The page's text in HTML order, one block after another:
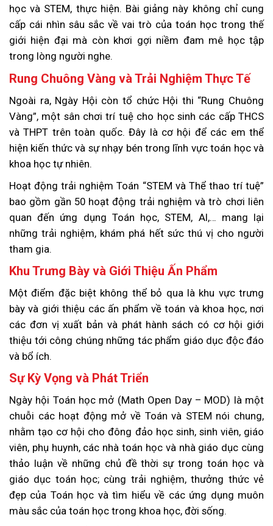
học và STEM, thực hiện. Bài giảng này không chỉ cung
cấp cái nhìn sâu sắc về vai trò của toán học trong thế
giới hiện đại mà còn khơi gợi niềm đam mê học tập
trong lòng người nghe.
Rung Chuông Vàng và Trải Nghiệm Thực Tế
Ngoài ra, Ngày Hội còn tổ chức Hội thi “Rung Chuông
Vàng”, một sân chơi trí tuệ cho học sinh các cấp THCS
và THPT trên toàn quốc. Đây là cơ hội để các em thể
hiện kiến thức và sự nhạy bén trong lĩnh vực toán học và
khoa học tự nhiên.
Hoạt động trải nghiệm Toán “STEM và Thể thao trí tuệ”
bao gồm gần 50 hoạt động trải nghiệm và trò chơi liên
quan đến ứng dụng Toán học, STEM, AI,… mang lại
những trải nghiệm, khám phá hết sức thú vị cho người
tham gia.
Khu Trưng Bày và Giới Thiệu Ấn Phẩm
Một điểm đặc biệt không thể bỏ qua là khu vực trưng
bày và giới thiệu các ấn phẩm về toán và khoa học, nơi
các đơn vị xuất bản và phát hành sách có cơ hội giới
thiệu tới công chúng những tác phẩm giáo dục độc đáo
và bổ ích.
Sự Kỳ Vọng và Phát Triển
Ngày hội Toán học mở (Math Open Day – MOD) là một
chuỗi các hoạt động mở về Toán và STEM nói chung,
nhằm tạo cơ hội cho đông đảo học sinh, sinh viên, giáo
viên, phụ huynh, các nhà toán học và nhà giáo dục cùng
thảo luận về những chủ đề thời sự trong toán học và
giáo dục toán học; cùng trải nghiệm, thưởng thức vẻ
đẹp của Toán học và tìm hiểu về các ứng dụng muôn
màu sắc của toán học trong khoa học, đời sống.